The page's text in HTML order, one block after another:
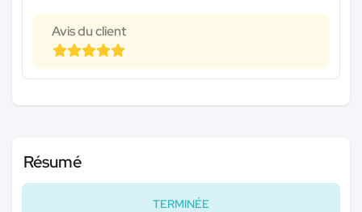
Avis du client
Résumé
TERMINÉE